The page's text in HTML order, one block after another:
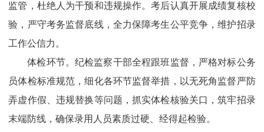
监管，杜绝人为干预和违规操作。考后认真开展成绩复核校
验，严守考务监督底线，全力保障考生公平竞争，维护招录
工作公信力。
体检环节。纪检监察干部全程跟班监督，严格对标公务
员体检标准规范，细化各环节监督举措，以无死角监督严防
弄虚作假、违规替换等问题，抓实体检核验关口，筑牢招录
末端防线，确保录用人员素质过硬、经得起检验。